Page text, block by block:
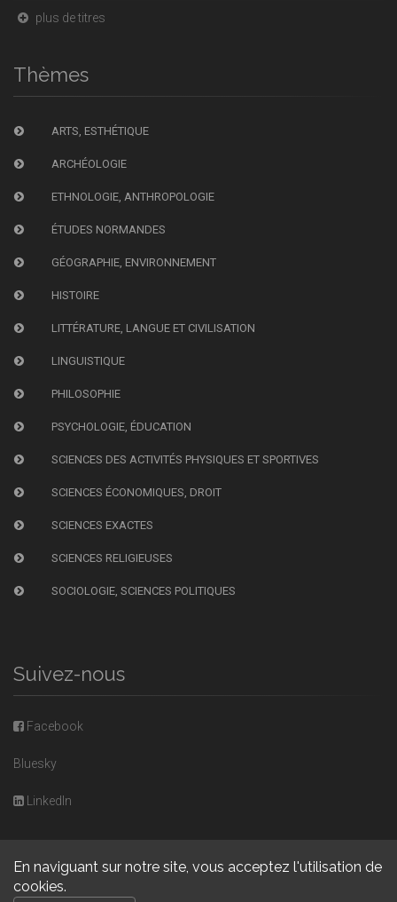
En naviguant sur notre site, vous acceptez l'utilisation de
cookies.
plus de titres
Thèmes
ARTS, ESTHÉTIQUE
ARCHÉOLOGIE
ETHNOLOGIE, ANTHROPOLOGIE
ÉTUDES NORMANDES
GÉOGRAPHIE, ENVIRONNEMENT
HISTOIRE
LITTÉRATURE, LANGUE ET CIVILISATION
LINGUISTIQUE
PHILOSOPHIE
PSYCHOLOGIE, ÉDUCATION
SCIENCES DES ACTIVITÉS PHYSIQUES ET SPORTIVES
SCIENCES ÉCONOMIQUES, DROIT
SCIENCES EXACTES
SCIENCES RELIGIEUSES
SOCIOLOGIE, SCIENCES POLITIQUES
Suivez-nous
Facebook
Bluesky
LinkedIn